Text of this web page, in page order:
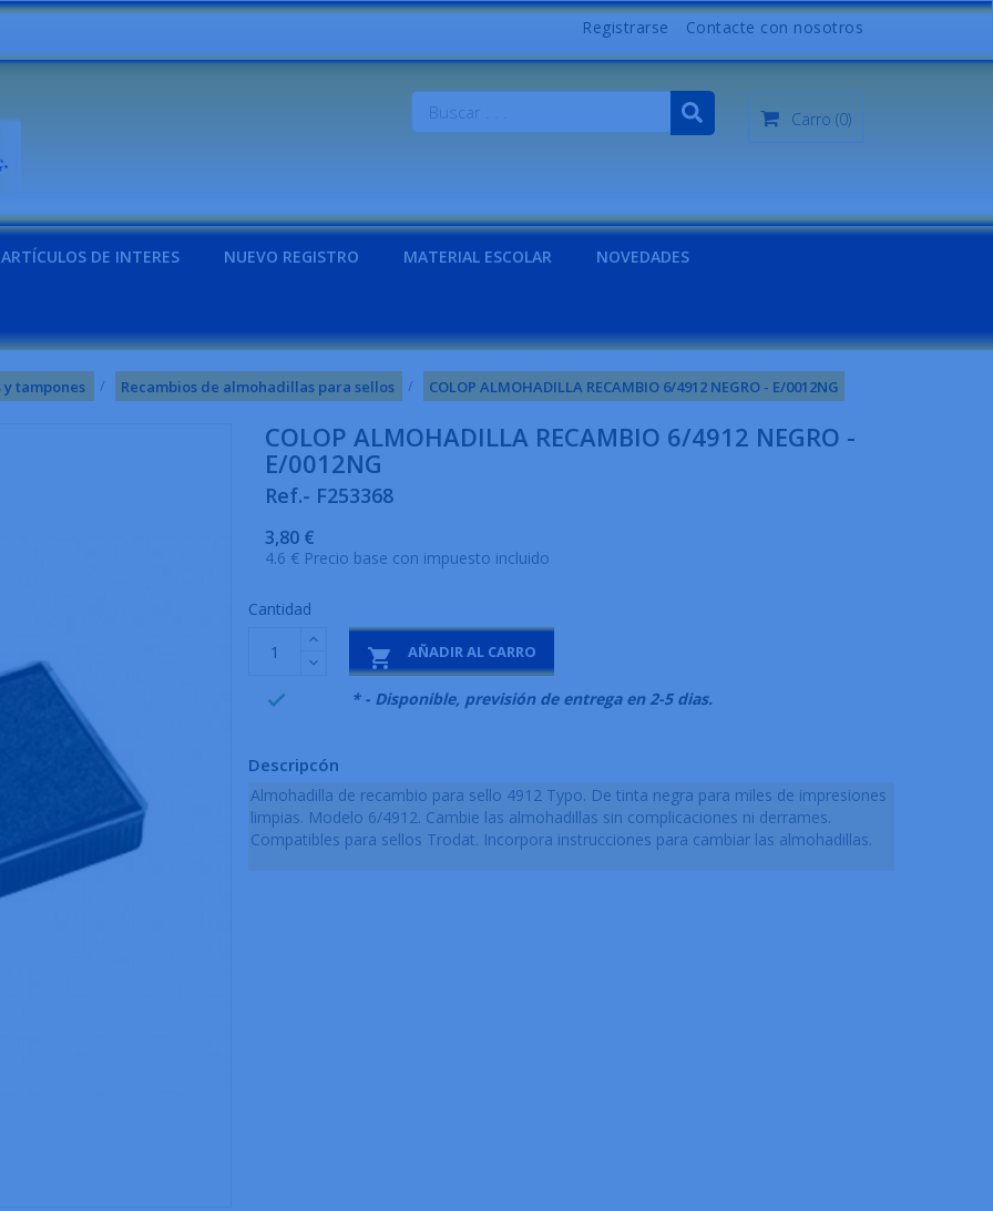
Registrarse Contacte con nosotros
Carro (0)
ARTÍCULOS DE INTERES NUEVO REGISTRO MATERIAL ESCOLAR NOVEDADES
y tampones Recambios de almohadillas para sellos COLOP ALMOHADILLA RECAMBIO 6/4912 NEGRO - E/0012NG
COLOP ALMOHADILLA RECAMBIO 6/4912 NEGRO -
E/0012NG
Ref.- F253368
3,80 €
4.6 € Precio base con impuesto incluido
Cantidad
 AÑADIR AL CARRO
 * - Disponible, previsión de entrega en 2-5 dias.
Descripcón
Almohadilla de recambio para sello 4912 Typo. De tinta negra para miles de impresiones
limpias. Modelo 6/4912. Cambie las almohadillas sin complicaciones ni derrames.
Compatibles para sellos Trodat. Incorpora instrucciones para cambiar las almohadillas.